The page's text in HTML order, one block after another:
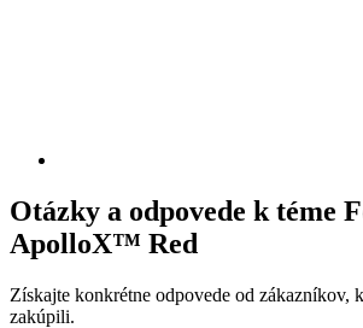
Otázky a odpovede k téme
ApolloX™ Red
Získajte konkrétne odpovede od zákazníkov,
zakúpili.